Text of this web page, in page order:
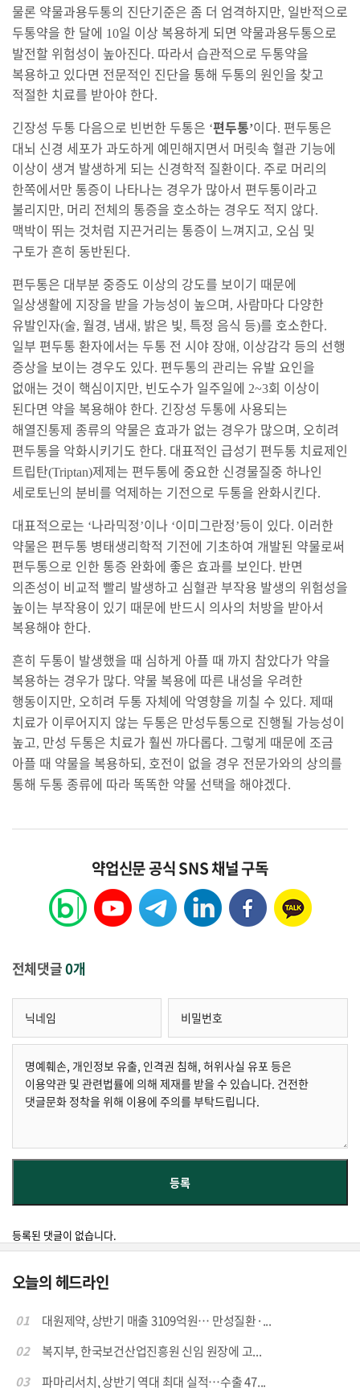
물론 약물과용두통의 진단기준은 좀 더 엄격하지만, 일반적으로
두통약을 한 달에 10일 이상 복용하게 되면 약물과용두통으로
발전할 위험성이 높아진다. 따라서 습관적으로 두통약을
복용하고 있다면 전문적인 진단을 통해 두통의 원인을 찾고
적절한 치료를 받아야 한다.
긴장성 두통 다음으로 빈번한 두통은 ‘편두통’이다. 편두통은
대뇌 신경 세포가 과도하게 예민해지면서 머릿속 혈관 기능에
이상이 생겨 발생하게 되는 신경학적 질환이다. 주로 머리의
한쪽에서만 통증이 나타나는 경우가 많아서 편두통이라고
불리지만, 머리 전체의 통증을 호소하는 경우도 적지 않다.
맥박이 뛰는 것처럼 지끈거리는 통증이 느껴지고, 오심 및
구토가 흔히 동반된다.
편두통은 대부분 중증도 이상의 강도를 보이기 때문에
일상생활에 지장을 받을 가능성이 높으며, 사람마다 다양한
유발인자(술, 월경, 냄새, 밝은 빛, 특정 음식 등)를 호소한다.
일부 편두통 환자에서는 두통 전 시야 장애, 이상감각 등의 선행
증상을 보이는 경우도 있다. 편두통의 관리는 유발 요인을
없애는 것이 핵심이지만, 빈도수가 일주일에 2~3회 이상이
된다면 약을 복용해야 한다. 긴장성 두통에 사용되는
해열진통제 종류의 약물은 효과가 없는 경우가 많으며, 오히려
편두통을 악화시키기도 한다. 대표적인 급성기 편두통 치료제인
트립탄(Triptan)제제는 편두통에 중요한 신경물질중 하나인
세로토닌의 분비를 억제하는 기전으로 두통을 완화시킨다.
대표적으로는 ‘나라믹정’이나 ‘이미그란정’등이 있다. 이러한
약물은 편두통 병태생리학적 기전에 기초하여 개발된 약물로써
편두통으로 인한 통증 완화에 좋은 효과를 보인다. 반면
의존성이 비교적 빨리 발생하고 심혈관 부작용 발생의 위험성을
높이는 부작용이 있기 때문에 반드시 의사의 처방을 받아서
복용해야 한다.
흔히 두통이 발생했을 때 심하게 아플 때 까지 참았다가 약을
복용하는 경우가 많다. 약물 복용에 따른 내성을 우려한
행동이지만, 오히려 두통 자체에 악영향을 끼칠 수 있다. 제때
치료가 이루어지지 않는 두통은 만성두통으로 진행될 가능성이
높고, 만성 두통은 치료가 훨씬 까다롭다. 그렇게 때문에 조금
아플 때 약물을 복용하되, 호전이 없을 경우 전문가와의 상의를
통해 두통 종류에 따라 똑똑한 약물 선택을 해야겠다.
약업신문 공식 SNS 채널 구독
전체댓글0개
등록된 댓글이 없습니다.
오늘의 헤드라인
01
대원제약, 상반기 매출 3109억원… 만성질환·...
02
복지부, 한국보건산업진흥원 신임 원장에 고...
03
파마리서치, 상반기 역대 최대 실적…수출 47...